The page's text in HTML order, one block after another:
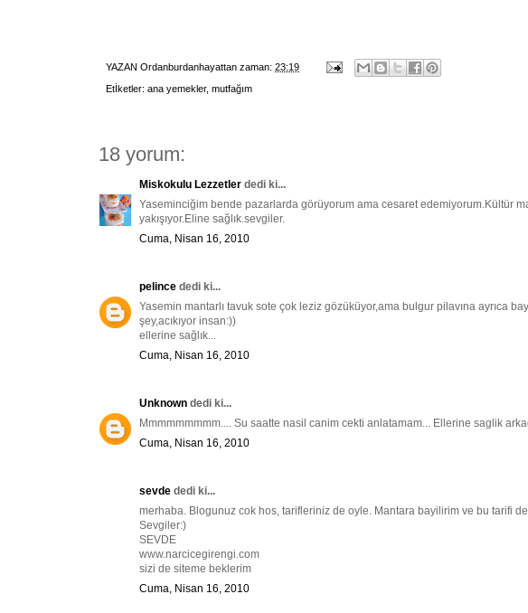
YAZAN Ordanburdanhayattan zaman: 23:19
Etİketler: ana yemekler, mutfağım
18 yorum:
Miskokulu Lezzetler dedi ki...
Yaseminciğim bende pazarlarda görüyorum ama cesaret edemiyorum.Kültür
yakışıyor.Eline sağlık.sevgiler.
Cuma, Nisan 16, 2010
pelince dedi ki...
Yasemin mantarlı tavuk sote çok leziz gözüküyor,ama bulgur pilavına ayrıca
şey,acıkıyor insan:))
ellerine sağlık...
Cuma, Nisan 16, 2010
Unknown dedi ki...
Mmmmmmmmm.... Su saatte nasil canim cekti anlatamam... Ellerine saglik
Cuma, Nisan 16, 2010
sevde dedi ki...
merhaba. Blogunuz cok hos, tarifleriniz de oyle. Mantara bayilirim ve bu tarifi
Sevgiler:)
SEVDE
www.narcicegirengi.com
sizi de siteme beklerim
Cuma, Nisan 16, 2010